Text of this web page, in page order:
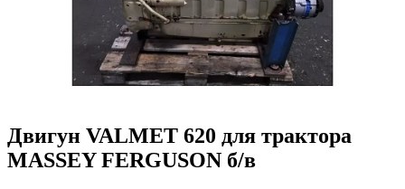
Двигун VALMET 620 для трактора
MASSEY FERGUSON б/в